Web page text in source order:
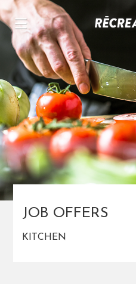
ABOUT
PRODUCE
MEDIA
RECRUIT
CONTACT
OUTLINE
JOB OFFERS
KITCHEN